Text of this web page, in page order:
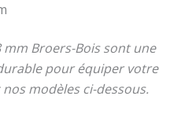
Broers-Bois sont une
pour équiper votre
modèles ci-dessous.